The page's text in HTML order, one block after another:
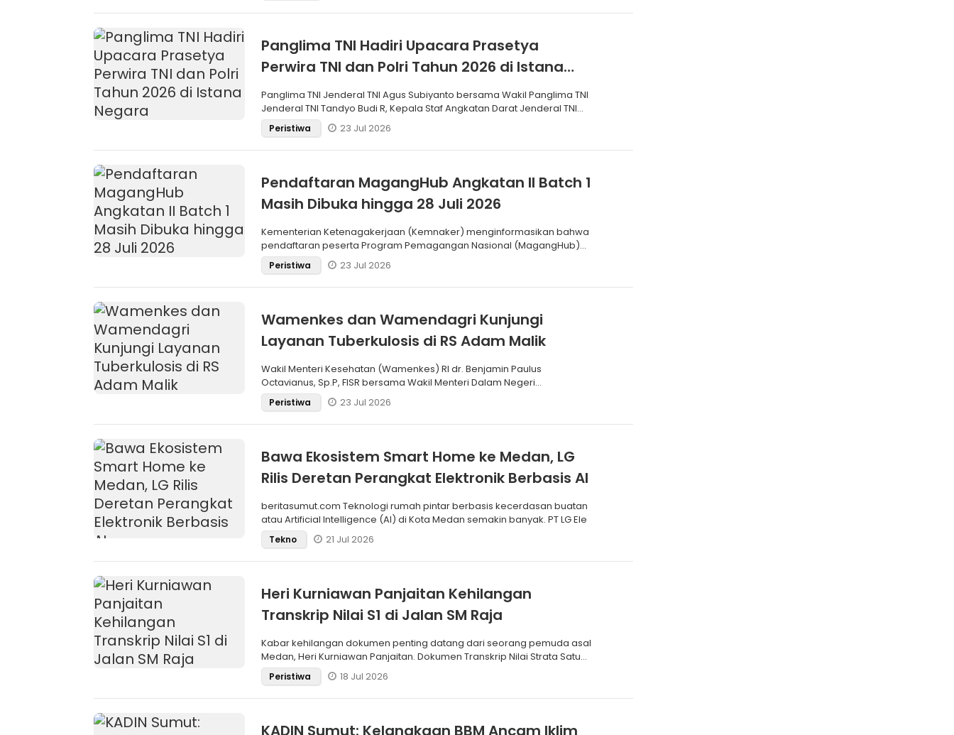
Panglima TNI Hadiri Upacara Prasetya
Perwira TNI dan Polri Tahun 2026 di Istana
Negara
Panglima TNI Jenderal TNI Agus Subiyanto bersama Wakil Panglima TNI
Jenderal TNI Tandyo Budi R, Kepala Staf Angkatan Darat Jenderal TNI
Maru
Peristiwa 23 Jul 2026
Pendaftaran MagangHub Angkatan II Batch 1
Masih Dibuka hingga 28 Juli 2026
Kementerian Ketenagakerjaan (Kemnaker) menginformasikan bahwa
pendaftaran peserta Program Pemagangan Nasional (MagangHub)
Angkatan II Batch
Peristiwa 23 Jul 2026
Wamenkes dan Wamendagri Kunjungi
Layanan Tuberkulosis di RS Adam Malik
Wakil Menteri Kesehatan (Wamenkes) RI dr. Benjamin Paulus
Octavianus, Sp.P, FISR bersama Wakil Menteri Dalam Negeri
(Wamendagri) RI Dr. Akhm
Peristiwa 23 Jul 2026
Bawa Ekosistem Smart Home ke Medan, LG
Rilis Deretan Perangkat Elektronik Berbasis AI
beritasumut.com Teknologi rumah pintar berbasis kecerdasan buatan
atau Artificial Intelligence (AI) di Kota Medan semakin banyak. PT LG Ele
Tekno 21 Jul 2026
Heri Kurniawan Panjaitan Kehilangan
Transkrip Nilai S1 di Jalan SM Raja
Kabar kehilangan dokumen penting datang dari seorang pemuda asal
Medan, Heri Kurniawan Panjaitan. Dokumen Transkrip Nilai Strata Satu
(S1) m
Peristiwa 18 Jul 2026
KADIN Sumut: Kelangkaan BBM Ancam Iklim